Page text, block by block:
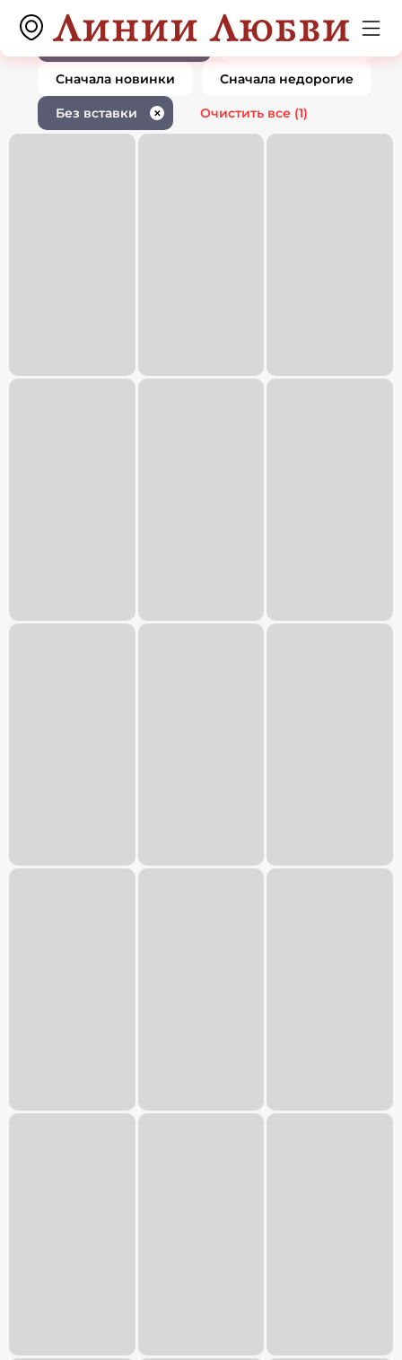
Ювелирные изделия без вставки 0 товаров
1
По популярности Сначала дорогие
Сначала новинки Сначала недорогие
Без вставки ✕ Очистить все (1)